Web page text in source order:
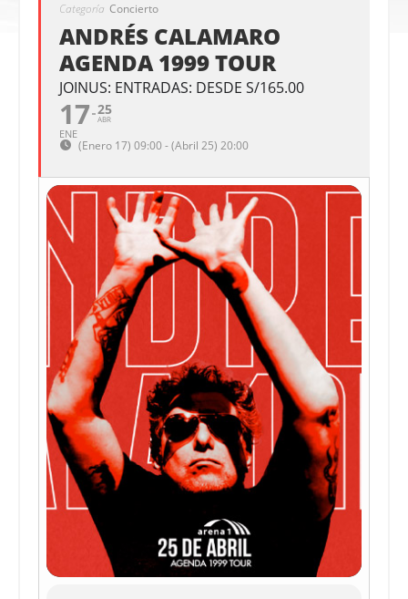
Categoría Concierto
ANDRÉS CALAMARO
AGENDA 1999 TOUR
JOINUS: ENTRADAS: DESDE S/165.00
17
ENE
25
ABR
(Enero 17) 09:00 - (Abril 25) 20:00